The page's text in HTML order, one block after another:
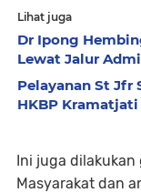
Lihat juga
Dr Ipong
Lewat Jalur
Pelayanan St Jfr
HKBP Kramatjati
Ini juga
Masyarakat dan